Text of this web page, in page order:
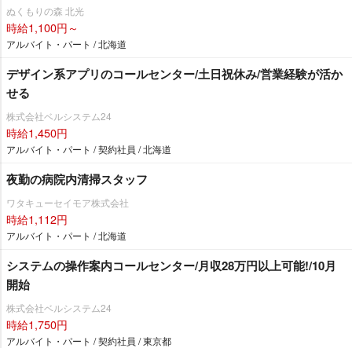
ぬくもりの森 北光
時給1,100円～
アルバイト・パート / 北海道
デザイン系アプリのコールセンター/土日祝休み/営業経験が活か
せる
株式会社ベルシステム24
時給1,450円
アルバイト・パート / 契約社員 / 北海道
夜勤の病院内清掃スタッフ
ワタキューセイモア株式会社
時給1,112円
アルバイト・パート / 北海道
システムの操作案内コールセンター/月収28万円以上可能!/10月
開始
株式会社ベルシステム24
時給1,750円
アルバイト・パート / 契約社員 / 東京都